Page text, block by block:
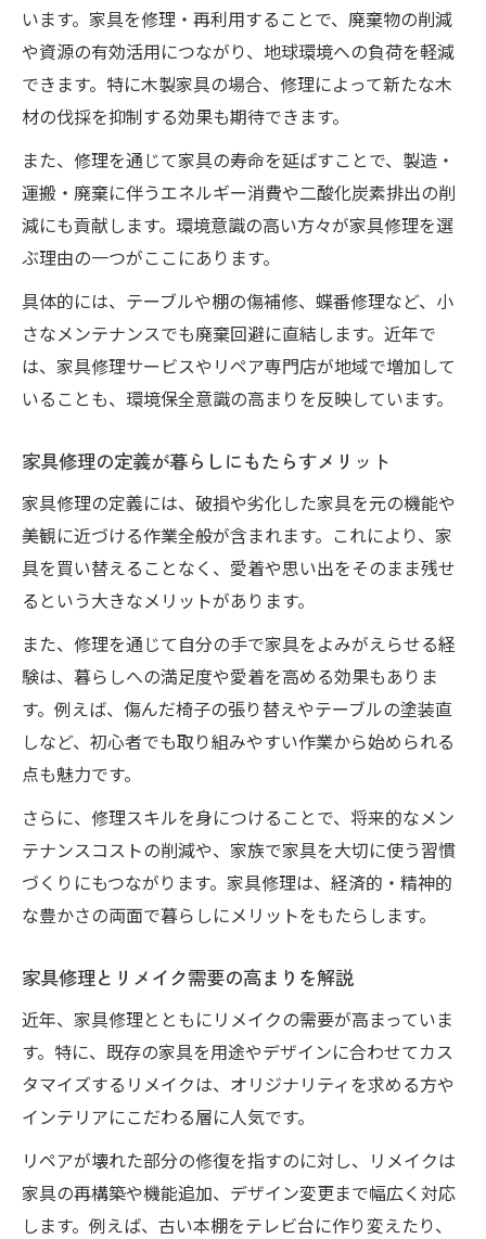
います。家具を修理・再利用することで、廃棄物の削減
や資源の有効活用につながり、地球環境への負荷を軽減
できます。特に木製家具の場合、修理によって新たな木
材の伐採を抑制する効果も期待できます。
また、修理を通じて家具の寿命を延ばすことで、製造・
運搬・廃棄に伴うエネルギー消費や二酸化炭素排出の削
減にも貢献します。環境意識の高い方々が家具修理を選
ぶ理由の一つがここにあります。
具体的には、テーブルや棚の傷補修、蝶番修理など、小
さなメンテナンスでも廃棄回避に直結します。近年で
は、家具修理サービスやリペア専門店が地域で増加して
いることも、環境保全意識の高まりを反映しています。
家具修理の定義が暮らしにもたらすメリット
家具修理の定義には、破損や劣化した家具を元の機能や
美観に近づける作業全般が含まれます。これにより、家
具を買い替えることなく、愛着や思い出をそのまま残せ
るという大きなメリットがあります。
また、修理を通じて自分の手で家具をよみがえらせる経
験は、暮らしへの満足度や愛着を高める効果もありま
す。例えば、傷んだ椅子の張り替えやテーブルの塗装直
しなど、初心者でも取り組みやすい作業から始められる
点も魅力です。
さらに、修理スキルを身につけることで、将来的なメン
テナンスコストの削減や、家族で家具を大切に使う習慣
づくりにもつながります。家具修理は、経済的・精神的
な豊かさの両面で暮らしにメリットをもたらします。
家具修理とリメイク需要の高まりを解説
近年、家具修理とともにリメイクの需要が高まっていま
す。特に、既存の家具を用途やデザインに合わせてカス
タマイズするリメイクは、オリジナリティを求める方や
インテリアにこだわる層に人気です。
リペアが壊れた部分の修復を指すのに対し、リメイクは
家具の再構築や機能追加、デザイン変更まで幅広く対応
します。例えば、古い本棚をテレビ台に作り変えたり、